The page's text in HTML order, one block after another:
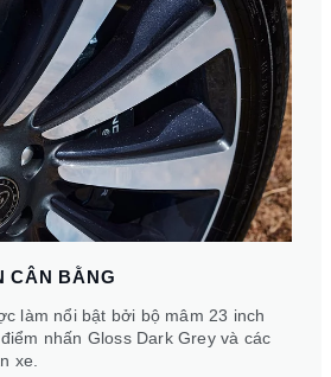
CÂN BẰNG
làm nổi bật bởi bộ mâm 23 inch
nhấn Gloss Dark Grey và các
xe.